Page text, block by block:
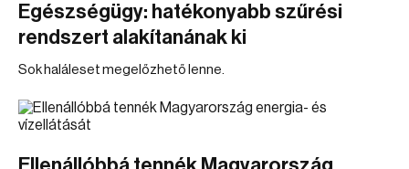
Egészségügy: hatékonyabb szűrési
rendszert alakítanának ki
Sok haláleset megelőzhető lenne.